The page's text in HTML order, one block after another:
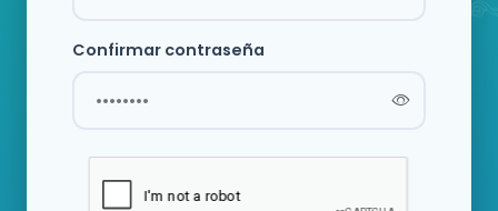
Confirmar contraseña